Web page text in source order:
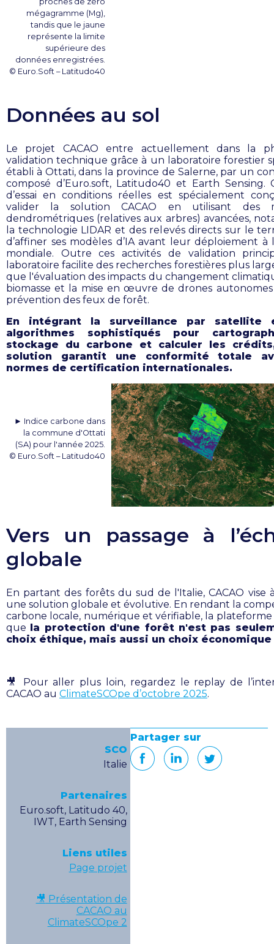
SCO
Italie
Partenaires
Euro.soft, Latitudo 40,
IWT, Earth Sensing
Liens utiles
Page projet
🎥 Présentation de
CACAO au
ClimateSCOpe 2
Partager sur
mégagramme (Mg),
tandis que le jaune
représente la limite
supérieure des
données enregistrées.
© Euro.Soft – Latitudo40
Données au sol
Le projet CACAO entre actuellement dans la
validation technique grâce à un laboratoire forestier
établi à Ottati, dans la province de Salerne, par un
composé d’Euro.soft, Latitudo40 et Earth Sensing.
d’essai en conditions réelles est spécialement
valider la solution CACAO en utilisant des
dendrométriques (relatives aux arbres) avancées,
la technologie LIDAR et des relevés directs sur le
d’affiner ses modèles d’IA avant leur déploiement à
mondiale. Outre ces activités de validation
laboratoire facilite des recherches forestières plus
que l'évaluation des impacts du changement
biomasse et la mise en œuvre de drones
prévention des feux de forêt.
En intégrant la surveillance par satellite
algorithmes sophistiqués pour
stockage du carbone et calculer les
solution garantit une conformité totale
normes de certification internationales.
► Indice carbone dans
la commune d'Ottati
(SA) pour l'année 2025.
© Euro.Soft – Latitudo40
Vers un passage à
globale
En partant des forêts du sud de l'Italie, CACAO vise
une solution globale et évolutive. En rendant la
carbone locale, numérique et vérifiable, la
que
la protection d'une forêt n'est pas
choix éthique, mais aussi un choix
🎥
Pour aller plus loin, regardez le replay de
CACAO au ClimateSCOpe d’octobre 2025.